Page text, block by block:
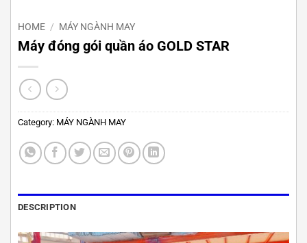
HOME / MÁY NGÀNH MAY
Máy đóng gói quần áo GOLD STAR
Category: MÁY NGÀNH MAY
DESCRIPTION